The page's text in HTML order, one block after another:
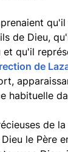
de Dieu,
qu'il
de
habituelle
de
le Père